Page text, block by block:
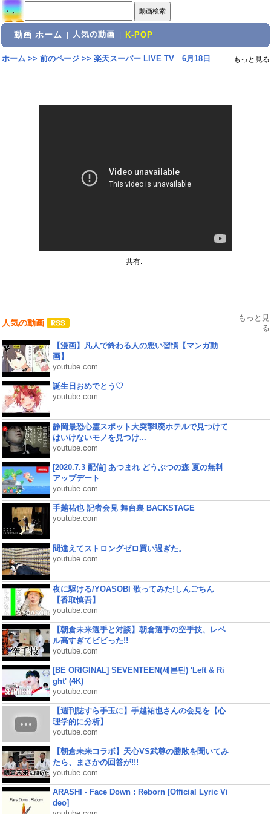
動画 ホーム 人気の動画 K-POP
ホーム>> 前のページ>> 楽天スーパー LIVE TV 6月18日 もっと見る
共有:
人気の動画
もっと見
る
【漫画】凡人で終わる人の悪い習慣【マンガ動
画】
youtube.com
誕生日おめでとう♡
youtube.com
静岡最恐心霊スポット大突撃!廃ホテルで見つけて
はいけないモノを見つけ...
youtube.com
[2020.7.3 配信] あつまれ どうぶつの森 夏の無料
アップデート
youtube.com
手越祐也 記者会見 舞台裏 BACKSTAGE
youtube.com
間違えてストロングゼロ買い過ぎた。
youtube.com
夜に駆ける/YOASOBI 歌ってみた!しんごちん
【香取慎吾】
youtube.com
【朝倉未来選手と対談】朝倉選手の空手技、レベ
ル高すぎてビビった!!
youtube.com
[BE ORIGINAL] SEVENTEEN(세븐틴) 'Left & Ri
ght' (4K)
youtube.com
【週刊誌すら手玉に】手越祐也さんの会見を【心
理学的に分析】
youtube.com
【朝倉未来コラボ】天心VS武尊の勝敗を聞いてみ
たら、まさかの回答が!!!
youtube.com
ARASHI - Face Down : Reborn [Official Lyric Vi
deo]